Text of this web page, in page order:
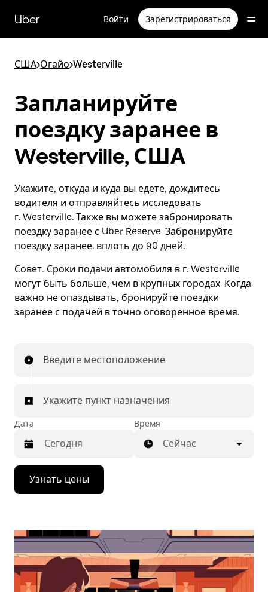
перейти
к
содержимому
Uber Войти Зарегистрироваться
США>Огайо>Westerville
Запланируйте
поездку заранее в
Westerville, США
Укажите, откуда и куда вы едете, дождитесь
водителя и отправляйтесь исследовать
г. Westerville. Также вы можете забронировать
поездку заранее с Uber Reserve. Забронируйте
поездку заранее: вплоть до 90 дней.
Совет. Сроки подачи автомобиля в г. Westerville
могут быть больше, чем в крупных городах. Когда
важно не опаздывать, бронируйте поездки
заранее с подачей в точно оговоренное время.
Введите местоположение
Укажите пункт назначения
Дата
Нажмите
стрелку
вниз,
календарю
выбрать
дату.
Чтобы
Время
Сейчас
Узнать цены